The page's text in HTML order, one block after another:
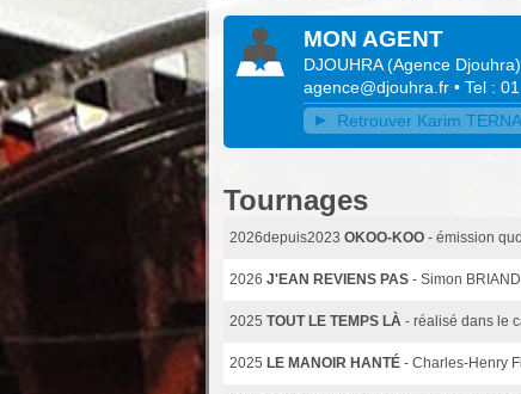
MON AGENT
DJOUHRA (Agence Djouhra)
agence@djouhra.fr • Tel :
Retrouver Karim
Tournages
2026depuis2023 OKOO-KOO - émission
2026 J'EAN REVIENS PAS - Simon
2025 TOUT LE TEMPS LÀ - réalisé dans le
2025 LE MANOIR HANTÉ - Charles-Henry